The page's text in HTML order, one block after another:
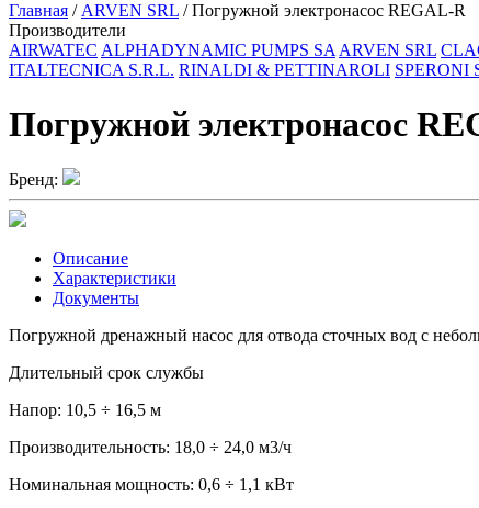
Главная /ARVEN SRL / Погружной электронасос REGAL-R
Производители
AIRWATEC ALPHADYNAMIC PUMPS SAARVEN SRL
ITALTECNICA S.R.L. RINALDI & PETTINAROLI SPERONI
Погружной электронасос
Бренд:
Описание
Характеристики
Документы
Погружной дренажный насос для отвода сточных вод c
Длительный срок службы
Напор: 10,5 ÷ 16,5 м
Производительность: 18,0 ÷ 24,0 м3/ч
Номинальная мощность: 0,6 ÷ 1,1 кВт